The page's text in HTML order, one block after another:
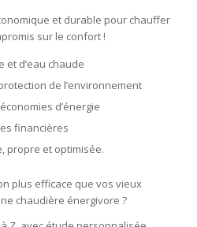
et durable pour chauffer
sur le confort !
et d’eau chaude
de l’environnement
d’énergie
financières
propre et optimisée.
plus efficace que vos vieux
chaudière énergivore ?